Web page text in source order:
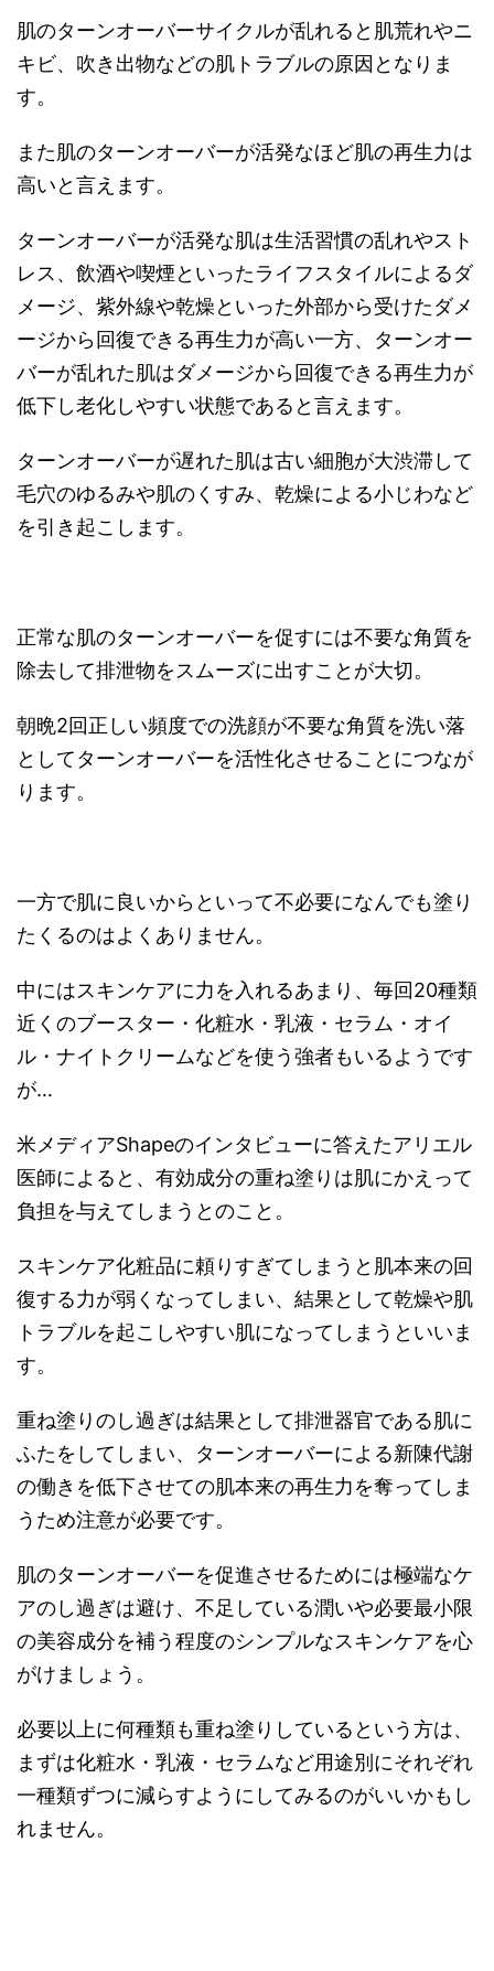
肌のターンオーバーサイクルが乱れると肌荒れやニ
キビ、吹き出物などの肌トラブルの原因となりま
す。
また肌のターンオーバーが活発なほど肌の再生力は
高いと言えます。
ターンオーバーが活発な肌は生活習慣の乱れやスト
レス、飲酒や喫煙といったライフスタイルによるダ
メージ、紫外線や乾燥といった外部から受けたダメ
ージから回復できる再生力が高い一方、ターンオー
バーが乱れた肌はダメージから回復できる再生力が
低下し老化しやすい状態であると言えます。
ターンオーバーが遅れた肌は古い細胞が大渋滞して
毛穴のゆるみや肌のくすみ、乾燥による小じわなど
を引き起こします。
正常な肌のターンオーバーを促すには不要な角質を
除去して排泄物をスムーズに出すことが大切。
朝晩2回正しい頻度での洗顔が不要な角質を洗い落
としてターンオーバーを活性化させることにつなが
ります。
一方で肌に良いからといって不必要になんでも塗り
たくるのはよくありません。
中にはスキンケアに力を入れるあまり、毎回20種類
近くのブースター・化粧水・乳液・セラム・オイ
ル・ナイトクリームなどを使う強者もいるようです
が…
米メディアShapeのインタビューに答えたアリエル
医師によると、有効成分の重ね塗りは肌にかえって
負担を与えてしまうとのこと。
スキンケア化粧品に頼りすぎてしまうと肌本来の回
復する力が弱くなってしまい、結果として乾燥や肌
トラブルを起こしやすい肌になってしまうといいま
す。
重ね塗りのし過ぎは結果として排泄器官である肌に
ふたをしてしまい、ターンオーバーによる新陳代謝
の働きを低下させての肌本来の再生力を奪ってしま
うため注意が必要です。
肌のターンオーバーを促進させるためには極端なケ
アのし過ぎは避け、不足している潤いや必要最小限
の美容成分を補う程度のシンプルなスキンケアを心
がけましょう。
必要以上に何種類も重ね塗りしているという方は、
まずは化粧水・乳液・セラムなど用途別にそれぞれ
一種類ずつに減らすようにしてみるのがいいかもし
れません。